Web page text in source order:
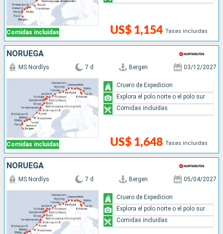
Comidas incluidas US$ 1,154 Tasas incluidas
NORUEGA
Comidas incluidas
MS Nordlys 7 d Bergen 03/12/2027
US$ 1,648 Tasas incluidas
Cruero de Expedicion
Explora el polo norte o el polo sur
Comidas incluidas
NORUEGA
MS Nordlys 7 d Bergen 05/04/2027
Cruero de Expedicion
Explora el polo norte o el polo sur
Comidas incluidas